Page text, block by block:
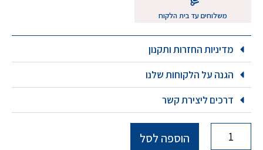
משלוחים עד בית הלקוח
מדיניות החזרות ותקנון
הגנה על הלקוחות שלנו
דרכים ליצירת קשר
הוספה לסל